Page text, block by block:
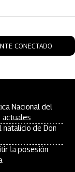
CONECTADO
Nacional del
actuales
natalicio de Don
la posesión